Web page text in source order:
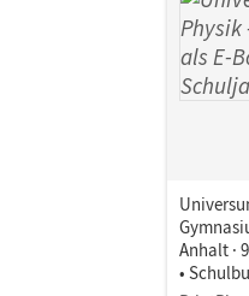
Anhalt ·
•